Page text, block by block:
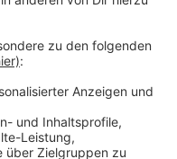
die Daten
und sie löschen